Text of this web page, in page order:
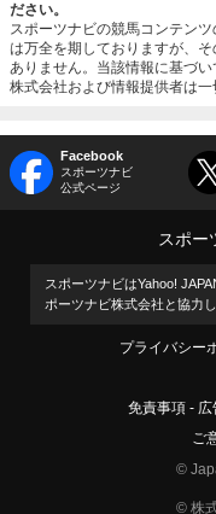
ださい。
スポーツナビの競馬コンテン
は万全を期しておりますが、
ありません。当該情報に基づ
株式会社および情報提供者は一
Facebook
スポーツナビ
公式ページ
スポー
スポーツナビはYahoo!
ポーツナビ株式会社と協力
プライバシー
免責事項
広
ご
©
© 株